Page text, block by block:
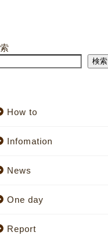
検索
How to
Infomation
News
One day
Report